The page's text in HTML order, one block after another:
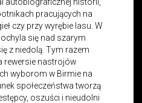
pracujących na
czy przy wyrębie lasu. W
się nad szarym
z niedolą. Tym razem
rewersie nastrojów
wyborom w Birmie na
społeczeństwa tworzą
oszuści i nieudolni